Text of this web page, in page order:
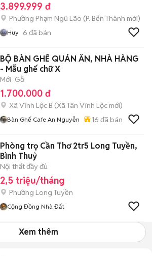
3.899.999 đ
Phường Phạm Ngũ Lão (P. Bến Thành mới)
Huy 6 đã bán
BỘ BÀN GHẾ QUÁN ĂN, NHÀ HÀNG
- Mẫu ghế chữ X
Mới Gỗ
1.700.000 đ
Xã Vĩnh Lộc B (Xã Tân Vĩnh Lộc mới)
Bàn Ghế Cafe An Nguyễn 16 đã bán
Phòng trọ Cần Thơ 2tr5 Long Tuyền,
Bình Thuỷ
Nội thất đầy đủ
2,5 triệu/tháng
Phường Long Tuyền
Cộng Đồng Nhà Đất
Xem thêm